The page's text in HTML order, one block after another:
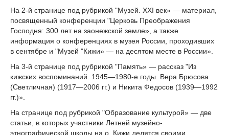
На 2-й странице под рубрикой "Музей. XXI век» — материал,
посвященный конференции "Церковь Преображения
Господня: 300 лет на заонежской земле», а также
информация о конференциях в музея России, проходивших
в сентябре и "Музей "Кижи» — на десятом месте в России».
На 3-й странице под рубрикой "Память» — рассказ "Из
кижских воспоминаний. 1945—1980-е годы. Вера Брюсова
(Светличная) (1917—2006 гг.) и Никита Федосов (1939—1992
гг.)».
На странице под рубрикой "Образование культурой» — две
статьи, в которых участники Летней музейно-
этнографической школы на о. Кижи делятся своими